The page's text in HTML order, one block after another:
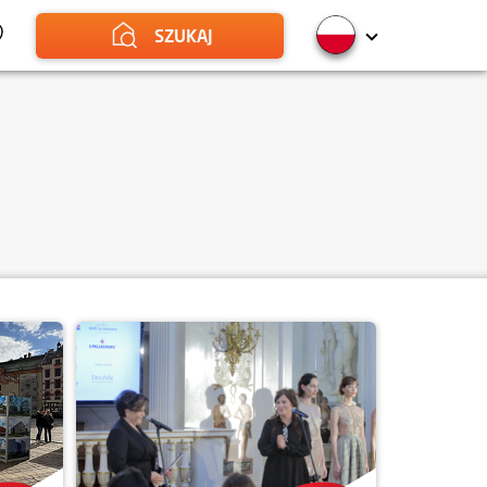
SZUKAJ